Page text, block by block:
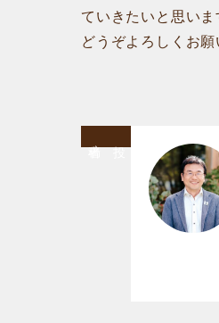
ていきたいと思いま
どうぞよろしくお願